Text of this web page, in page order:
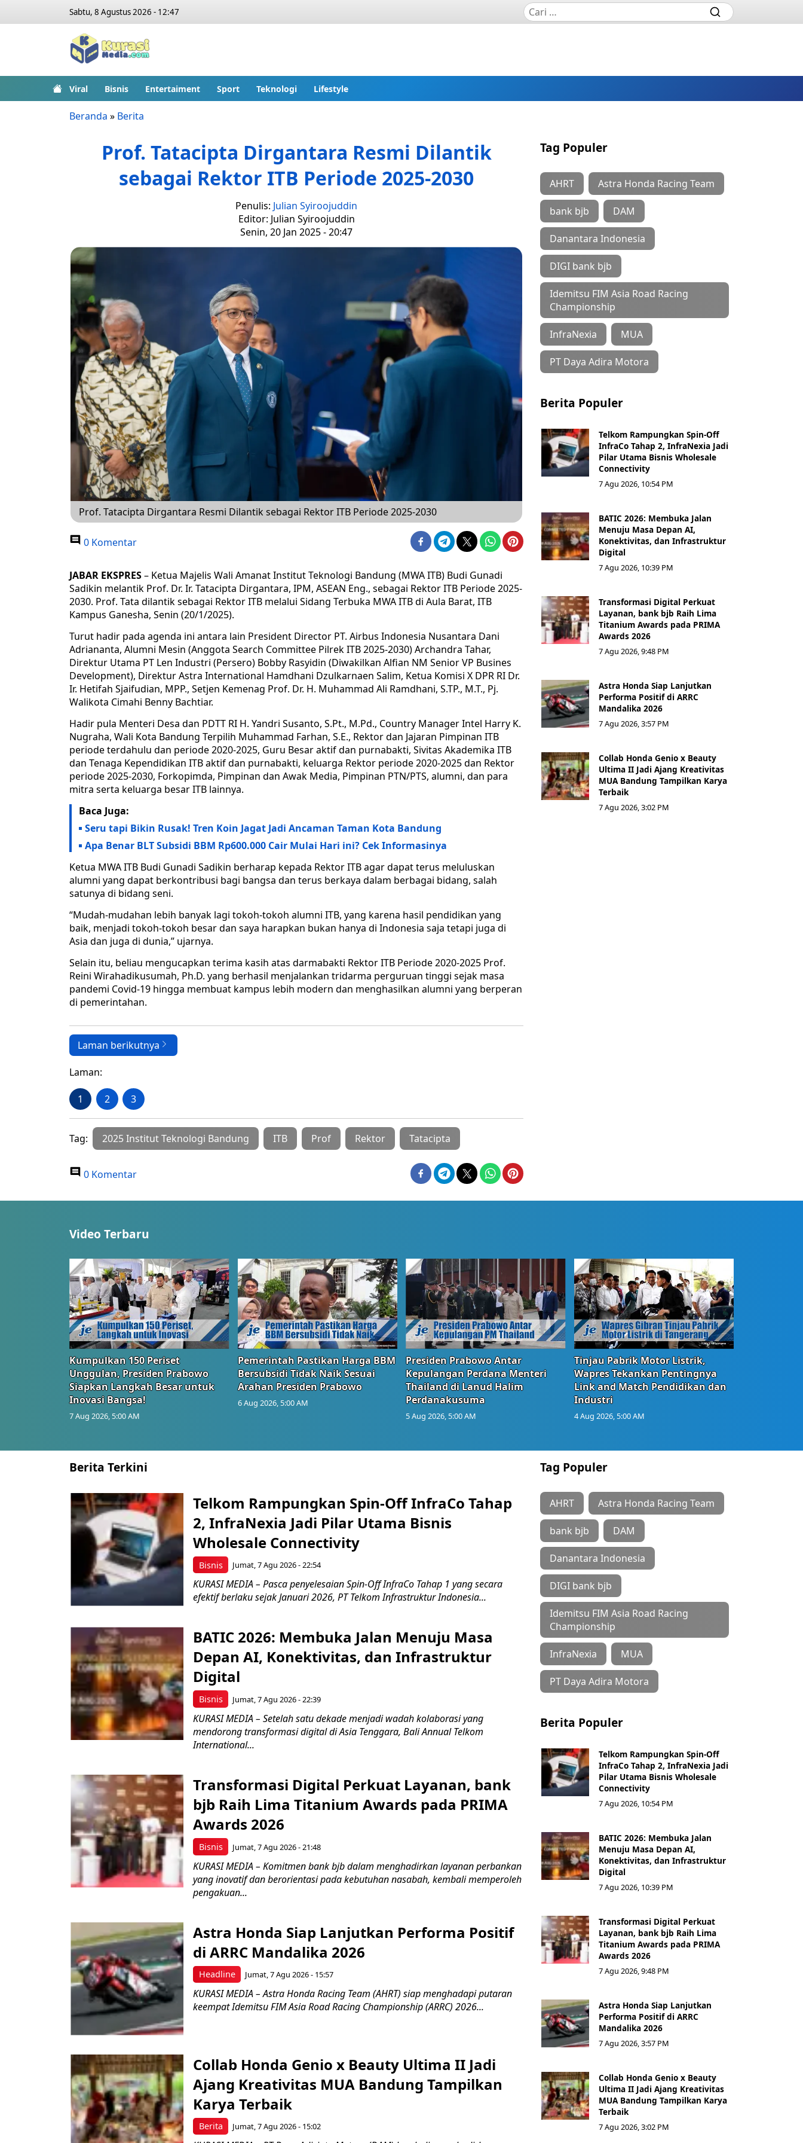
Sabtu, 8 Agustus 2026 - 12:47
Viral Bisnis Entertaiment Sport Teknologi Lifestyle
Beranda » Berita
Prof. Tatacipta Dirgantara Resmi Dilantik
sebagai Rektor ITB Periode 2025-2030
Penulis: Julian Syiroojuddin
Editor: Julian Syiroojuddin
Senin, 20 Jan 2025 - 20:47
Prof. Tatacipta Dirgantara Resmi Dilantik sebagai Rektor ITB Periode 2025-2030
0 Komentar
JABAR EKSPRES– Ketua Majelis Wali Amanat Institut Teknologi Bandung (MWA ITB) Budi Gunadi
Sadikin melantik Prof. Dr. Ir. Tatacipta Dirgantara, IPM, ASEAN Eng., sebagai Rektor ITB Periode 2025-
2030. Prof. Tata dilantik sebagai Rektor ITB melalui Sidang Terbuka MWA ITB di Aula Barat, ITB
Kampus Ganesha, Senin (20/1/2025).
Turut hadir pada agenda ini antara lain President Director PT. Airbus Indonesia Nusantara Dani
Adriananta, Alumni Mesin (Anggota Search Committee Pilrek ITB 2025-2030) Archandra Tahar,
Direktur Utama PT Len Industri (Persero) Bobby Rasyidin (Diwakilkan Alfian NM Senior VP Busines
Development), Direktur Astra International Hamdhani Dzulkarnaen Salim, Ketua Komisi X DPR RI Dr.
Ir. Hetifah Sjaifudian, MPP., Setjen Kemenag Prof. Dr. H. Muhammad Ali Ramdhani, S.TP., M.T., Pj.
Walikota Cimahi Benny Bachtiar.
Hadir pula Menteri Desa dan PDTT RI H. Yandri Susanto, S.Pt., M.Pd., Country Manager Intel Harry K.
Nugraha, Wali Kota Bandung Terpilih Muhammad Farhan, S.E., Rektor dan Jajaran Pimpinan ITB
periode terdahulu dan periode 2020-2025, Guru Besar aktif dan purnabakti, Sivitas Akademika ITB
dan Tenaga Kependidikan ITB aktif dan purnabakti, keluarga Rektor periode 2020-2025 dan Rektor
periode 2025-2030, Forkopimda, Pimpinan dan Awak Media, Pimpinan PTN/PTS, alumni, dan para
mitra serta keluarga besar ITB lainnya.
Baca Juga:
Seru tapi Bikin Rusak! Tren Koin Jagat Jadi Ancaman Taman Kota Bandung
Apa Benar BLT Subsidi BBM Rp600.000 Cair Mulai Hari ini? Cek Informasinya
Ketua MWA ITB Budi Gunadi Sadikin berharap kepada Rektor ITB agar dapat terus meluluskan
alumni yang dapat berkontribusi bagi bangsa dan terus berkaya dalam berbagai bidang, salah
satunya di bidang seni.
“Mudah-mudahan lebih banyak lagi tokoh-tokoh alumni ITB, yang karena hasil pendidikan yang
baik, menjadi tokoh-tokoh besar dan saya harapkan bukan hanya di Indonesia saja tetapi juga di
Asia dan juga di dunia,” ujarnya.
Selain itu, beliau mengucapkan terima kasih atas darmabakti Rektor ITB Periode 2020-2025 Prof.
Reini Wirahadikusumah, Ph.D. yang berhasil menjalankan tridarma perguruan tinggi sejak masa
pandemi Covid-19 hingga membuat kampus lebih modern dan menghasilkan alumni yang berperan
di pemerintahan.
Laman berikutnya
Laman:
1 2 3
Tag: 2025 Institut Teknologi Bandung ITB Prof Rektor Tatacipta
0 Komentar
Tag Populer
AHRT Astra Honda Racing Team
bank bjb DAM
Danantara Indonesia
DIGI bank bjb
Idemitsu FIM Asia Road Racing
Championship
InfraNexia MUA
PT Daya Adira Motora
Berita Populer
Telkom Rampungkan Spin-Off
InfraCo Tahap 2, InfraNexia Jadi
Pilar Utama Bisnis Wholesale
Connectivity
7 Agu 2026, 10:54 PM
BATIC 2026: Membuka Jalan
Menuju Masa Depan AI,
Konektivitas, dan Infrastruktur
Digital
7 Agu 2026, 10:39 PM
Transformasi Digital Perkuat
Layanan, bank bjb Raih Lima
Titanium Awards pada PRIMA
Awards 2026
7 Agu 2026, 9:48 PM
Astra Honda Siap Lanjutkan
Performa Positif di ARRC
Mandalika 2026
7 Agu 2026, 3:57 PM
Collab Honda Genio x Beauty
Ultima II Jadi Ajang Kreativitas
MUA Bandung Tampilkan Karya
Terbaik
7 Agu 2026, 3:02 PM
Video Terbaru
Kumpulkan 150 Periset
Unggulan, Presiden Prabowo
Siapkan Langkah Besar untuk
Inovasi Bangsa!
7 Aug 2026, 5:00 AM
Pemerintah Pastikan Harga BBM
Bersubsidi Tidak Naik Sesuai
Arahan Presiden Prabowo
6 Aug 2026, 5:00 AM
Presiden Prabowo Antar
Kepulangan Perdana Menteri
Thailand di Lanud Halim
Perdanakusuma
5 Aug 2026, 5:00 AM
Tinjau Pabrik Motor Listrik,
Wapres Tekankan Pentingnya
Link and Match Pendidikan dan
Industri
4 Aug 2026, 5:00 AM
Berita Terkini
Bisnis
Telkom Rampungkan Spin-Off InfraCo Tahap
2, InfraNexia Jadi Pilar Utama Bisnis
Wholesale Connectivity
Jumat, 7 Agu 2026 - 22:54
KURASI MEDIA – Pasca penyelesaian Spin-Off InfraCo Tahap 1 yang secara
efektif berlaku sejak Januari 2026, PT Telkom Infrastruktur Indonesia...
Bisnis
BATIC 2026: Membuka Jalan Menuju Masa
Depan AI, Konektivitas, dan Infrastruktur
Digital
Jumat, 7 Agu 2026 - 22:39
KURASI MEDIA – Setelah satu dekade menjadi wadah kolaborasi yang
mendorong transformasi digital di Asia Tenggara, Bali Annual Telkom
International...
Bisnis
Transformasi Digital Perkuat Layanan, bank
bjb Raih Lima Titanium Awards pada PRIMA
Awards 2026
Jumat, 7 Agu 2026 - 21:48
KURASI MEDIA – Komitmen bank bjb dalam menghadirkan layanan perbankan
yang inovatif dan berorientasi pada kebutuhan nasabah, kembali memperoleh
pengakuan...
Headline
Astra Honda Siap Lanjutkan Performa Positif
di ARRC Mandalika 2026
Jumat, 7 Agu 2026 - 15:57
KURASI MEDIA – Astra Honda Racing Team (AHRT) siap menghadapi putaran
keempat Idemitsu FIM Asia Road Racing Championship (ARRC) 2026...
Berita
Collab Honda Genio x Beauty Ultima II Jadi
Ajang Kreativitas MUA Bandung Tampilkan
Karya Terbaik
Jumat, 7 Agu 2026 - 15:02
Tag Populer
AHRT Astra Honda Racing Team
bank bjb DAM
Danantara Indonesia
DIGI bank bjb
Idemitsu FIM Asia Road Racing
Championship
InfraNexia MUA
PT Daya Adira Motora
Berita Populer
Telkom Rampungkan Spin-Off
InfraCo Tahap 2, InfraNexia Jadi
Pilar Utama Bisnis Wholesale
Connectivity
7 Agu 2026, 10:54 PM
BATIC 2026: Membuka Jalan
Menuju Masa Depan AI,
Konektivitas, dan Infrastruktur
Digital
7 Agu 2026, 10:39 PM
Transformasi Digital Perkuat
Layanan, bank bjb Raih Lima
Titanium Awards pada PRIMA
Awards 2026
7 Agu 2026, 9:48 PM
Astra Honda Siap Lanjutkan
Performa Positif di ARRC
Mandalika 2026
7 Agu 2026, 3:57 PM
Collab Honda Genio x Beauty
Ultima II Jadi Ajang Kreativitas
MUA Bandung Tampilkan Karya
Terbaik
7 Agu 2026, 3:02 PM